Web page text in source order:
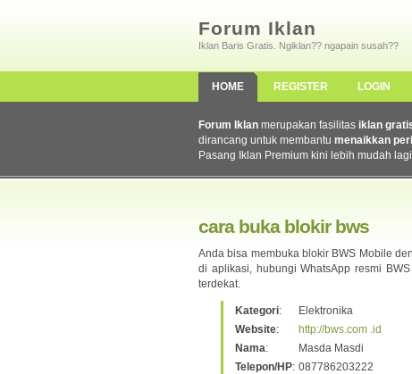
Forum Iklan
Iklan Baris Gratis. Ngiklan?? ngapain susah??
HOME REGISTER LOGIN
Forum Iklan merupakan fasilitas iklan
dirancang untuk membantu menaikkan
Pasang Iklan Premium kini lebih mudah
cara buka blokir bws
Anda bisa membuka blokir BWS Mobile
di aplikasi, hubungi WhatsApp resmi
terdekat.
Kategori:
Elektronika
Website:
http://bws.com .id
Nama:
Masda Masdi
Telepon/HP: 087786203222